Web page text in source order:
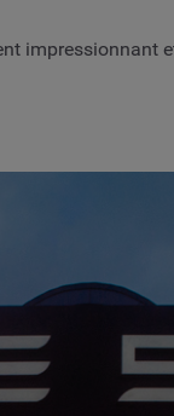
impressionnant